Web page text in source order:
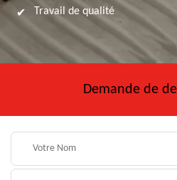
Travail de qualité
Demande de